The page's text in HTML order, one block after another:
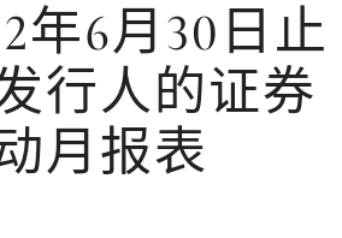
年6月30日止
行人的证券
月报表